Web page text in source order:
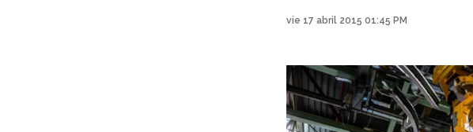
vie 17 abril 2015 01:45 PM